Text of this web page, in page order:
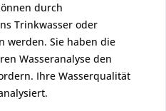
durch
Trinkwasser oder
werden. Sie haben die
Wasseranalyse den
Ihre Wasserqualität